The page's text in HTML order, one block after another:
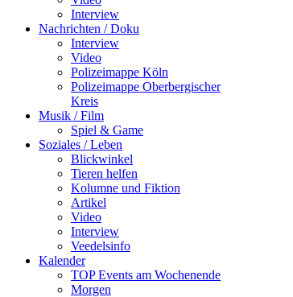
Interview
Nachrichten / Doku
Interview
Video
Polizeimappe Köln
Polizeimappe Oberbergischer
Kreis
Musik / Film
Spiel & Game
Soziales / Leben
Blickwinkel
Tieren helfen
Kolumne und Fiktion
Artikel
Video
Interview
Veedelsinfo
Kalender
TOP Events am Wochenende
Morgen